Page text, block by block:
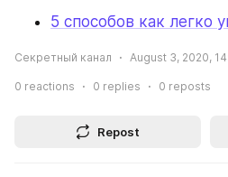
5 способов как легко
Секретный канал August 3, 2020,
0 reactions 0 replies 0 reposts
Repost